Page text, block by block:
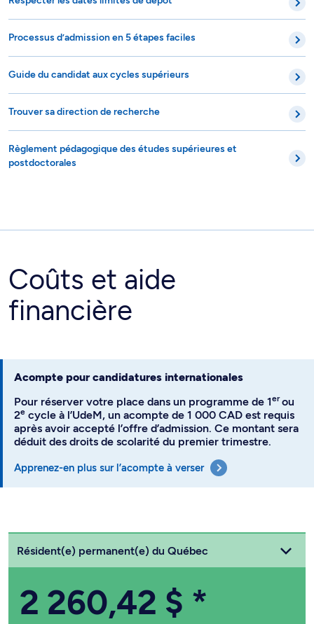
Processus d’admission en 5 étapes faciles
Guide du candidat aux cycles supérieurs
Trouver sa direction de recherche
Règlement pédagogique des études supérieures et
postdoctorales
Coûts et aide
financière
Acompte pour candidatures internationales
Pour réserver votre place dans un programme de 1erou
2e cycle à l’UdeM, un acompte de 1 000 CAD est requis
après avoir accepté l’offre d’admission. Ce montant sera
déduit des droits de scolarité du premier trimestre.
Apprenez-en plus sur l’acompte à verser
Choisissez votre statut
Résident(e) permanent(e) du Québec
2 260,42 $ *